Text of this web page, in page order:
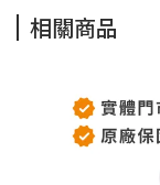
相關商品